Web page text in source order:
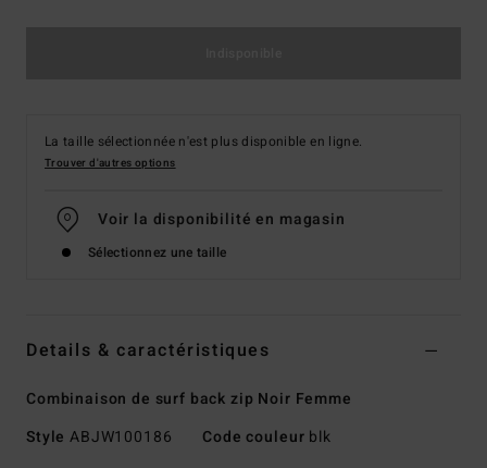
La taille sélectionnée n'est plus disponible en ligne.
Trouver d'autres options
Voir la disponibilité en magasin
Sélectionnez une taille
Details & caractéristiques
Combinaison de surf back zip Noir Femme
Style ABJW100186 Code couleur blk